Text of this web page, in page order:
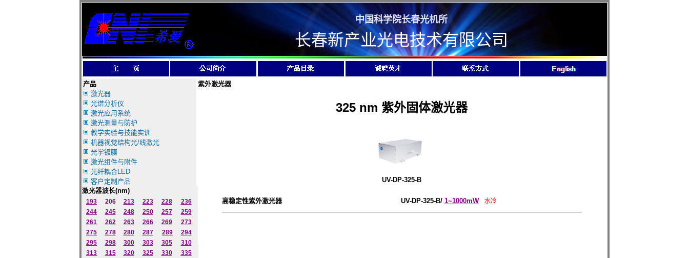
中国科学院长春光机所
长春新产业光电技术有限公司
产品
激光器
光谱分析仪
激光应用系统
激光测量与防护
教学实验与技能实训
机器视觉结构光/线激光
光学镀膜
激光组件与附件
光纤耦合LED
客户定制产品
激光器波长(nm)
193 206 213 223 228
236
244
245 248 250 257
259
261
262 263 266 269
273
275
278 280 287 289
294
295
298 300 303 305
310
313
315 320 325 330
335
紫外激光器
325 nm 紫外固体激光器
UV-DP-325-B
高稳定性紫外激光器 UV-DP-325-B/ 1~1000mW 水冷